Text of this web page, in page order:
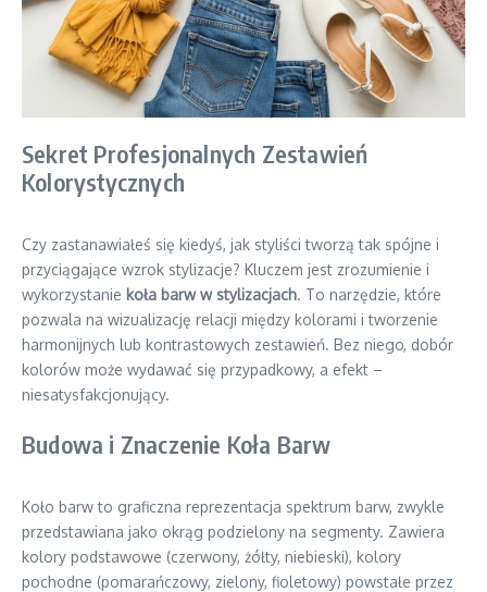
Sekret Profesjonalnych Zestawień
Kolorystycznych
Czy zastanawiałeś się kiedyś, jak styliści tworzą tak spójne i
przyciągające wzrok stylizacje? Kluczem jest zrozumienie i
wykorzystanie koła barw w stylizacjach. To narzędzie, które
pozwala na wizualizację relacji między kolorami i tworzenie
harmonijnych lub kontrastowych zestawień. Bez niego, dobór
kolorów może wydawać się przypadkowy, a efekt –
niesatysfakcjonujący.
Budowa i Znaczenie Koła Barw
Koło barw to graficzna reprezentacja spektrum barw, zwykle
przedstawiana jako okrąg podzielony na segmenty. Zawiera
kolory podstawowe (czerwony, żółty, niebieski), kolory
pochodne (pomarańczowy, zielony, fioletowy) powstałe przez